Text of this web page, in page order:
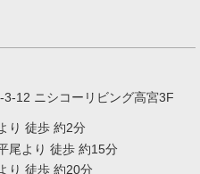
12 ニシコーリビング高宮3F
り 徒歩 約2分
尾より 徒歩 約15分
り 徒歩 約20分